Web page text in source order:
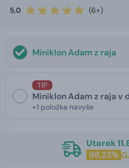
5,0 (6×)
Miniklon Adam z raja
TIP
Miniklon Adam z raja v
+1 položka navyše
Utorok
98,23%